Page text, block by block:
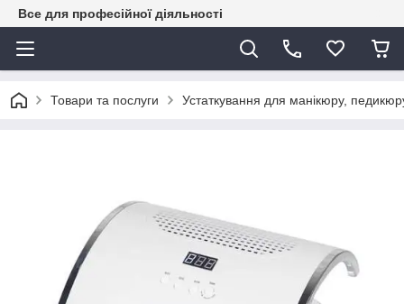
Все для професійної діяльності
Товари та послуги Устаткування для манікюру,